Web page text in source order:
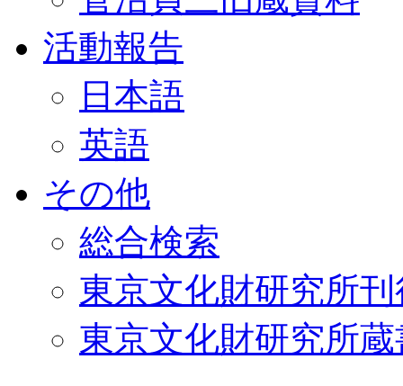
活動報告
日本語
英語
その他
総合検索
東京文化財研究所
東京文化財研究所